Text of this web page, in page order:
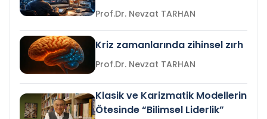
Prof.Dr. Nevzat TARHAN
Kriz zamanlarında zihinsel zırh
Prof.Dr. Nevzat TARHAN
Klasik ve Karizmatik Modellerin
Ötesinde “Bilimsel Liderlik”